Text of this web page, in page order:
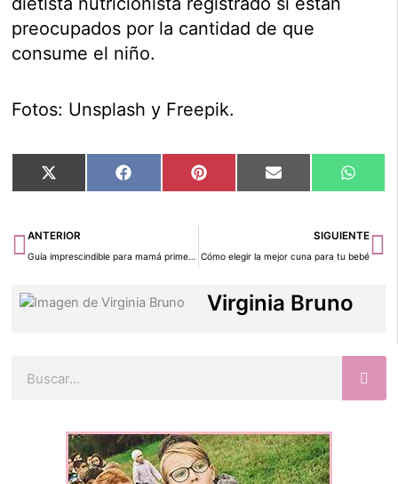
preocupados por la cantidad de que
consume el niño.
Fotos: Unsplash y Freepik.
Compartir
en
X
(Twitter)
Compartir
en
Facebook Compartir
en
Pinterest Compartir
en
Email
en
Ant
ANTERIOR
Guía imprescindible para mamá primeriza
SIGUIENTE
Cómo elegir la mejor cuna para tu bebé
Virginia Bruno